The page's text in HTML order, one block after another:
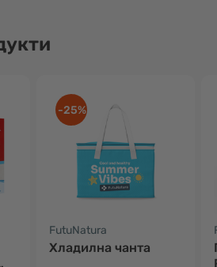
-25%
FutuNatura
Хладилна чанта